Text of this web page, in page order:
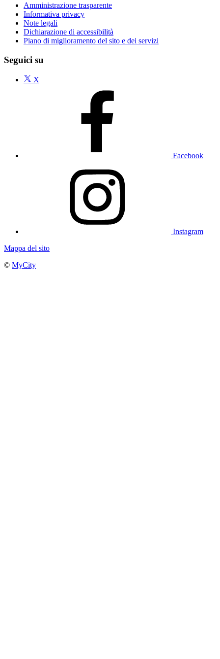
Amministrazione trasparente
Informativa privacy
Note legali
Dichiarazione di accessibilità
Piano di miglioramento del sito e dei servizi
Seguici su
X
Facebook
Instagram
Mappa del sito
© MyCity